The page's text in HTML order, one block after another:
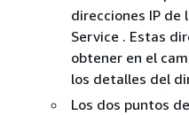
direcciones IP
Service . Estas
obtener en el
los detalles del
Los dos puntos